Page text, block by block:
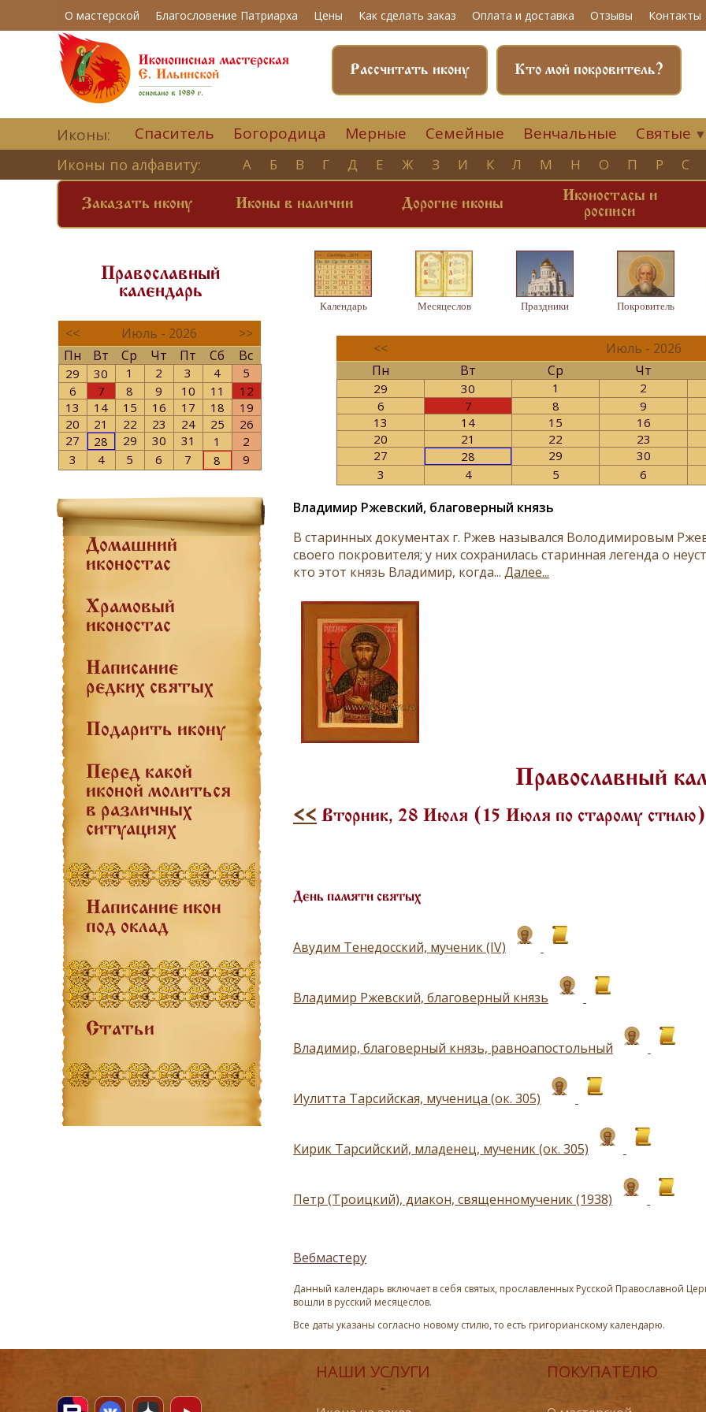
О мастерской Благословение Патриарха Цены Как сделать заказ Оплата и доставка Отзывы Контакты
Кто мой покровитель?
Рассчитать икону
Иконы: Спаситель Богородица Мерные Семейные Венчальные Святые ▼
Иконы по алфавиту: А Б В Г Д Е Ж З И К Л М Н О П Р С
Заказать икону Иконы в наличии Дорогие иконы
Иконостасы и
росписи
Православный
календарь
<< Июль - 2026
>>
Пн
Вт Ср Чт Пт Сб Вс
29 30 1 2 3 4
5
6
7 8 9 10 11
12
13
14 15 16 17 18
19
20
21 22 23 24 25
26
27
28 29 30 31 1
2
3
4 5 6 7 8 9
Домашний
иконостас
Храмовый
иконостас
Написание
редких святых
Подарить икону
Перед какой
иконой молиться
в различных
ситуациях
Написание икон
под оклад
Статьи
Календарь Месяцеслов Праздники Покровитель
<< Июль - 2026
Пн
Вт Ср Чт
29 30 1 2
6
7 8 9
13
14 15 16
20
21 22 23
27
28 29 30
3
4 5 6
Владимир Ржевский, благоверный князь
В старинных документах г. Ржев назывался Володимировым
своего покровителя; у них сохранилась старинная легенда о
кто этот князь Владимир, когда... Далее...
Православный
<< Вторник, 28 Июля (15 Июля по старому стилю)
День памяти святых
Авудим Тенедосский, мученик (IV)
Владимир Ржевский, благоверный князь
Владимир, благоверный князь, равноапостольный
Иулитта Тарсийская, мученица (ок. 305)
Кирик Тарсийский, младенец, мученик (ок. 305)
Петр (Троицкий), диакон, священномученик (1938)
Вебмастеру
Данный календарь включает в себя святых, прославленных Русской Православной
вошли в русский месяцеслов.
Все даты указаны согласно новому стилю, то есть григорианскому календарю.
НАШИ УСЛУГИ ПОКУПАТЕЛЮ